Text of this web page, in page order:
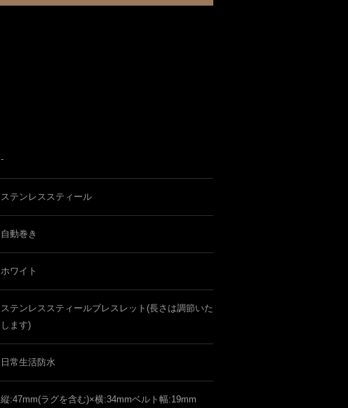
-
ステンレススティール
自動巻き
ホワイト
ステンレススティールブレスレット(長さは調節いた
します)
日常生活防水
縦:47mm(ラグを含む)×横:34mmベルト幅:19mm